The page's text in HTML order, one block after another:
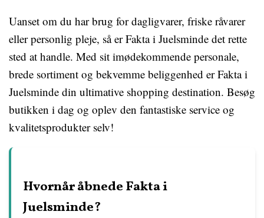
Uanset om du har brug for dagligvarer, friske råvarer
eller personlig pleje, så er Fakta i Juelsminde det rette
sted at handle. Med sit imødekommende personale,
brede sortiment og bekvemme beliggenhed er Fakta i
Juelsminde din ultimative shopping destination. Besøg
butikken i dag og oplev den fantastiske service og
kvalitetsprodukter selv!
Hvornår åbnede Fakta i
Juelsminde?